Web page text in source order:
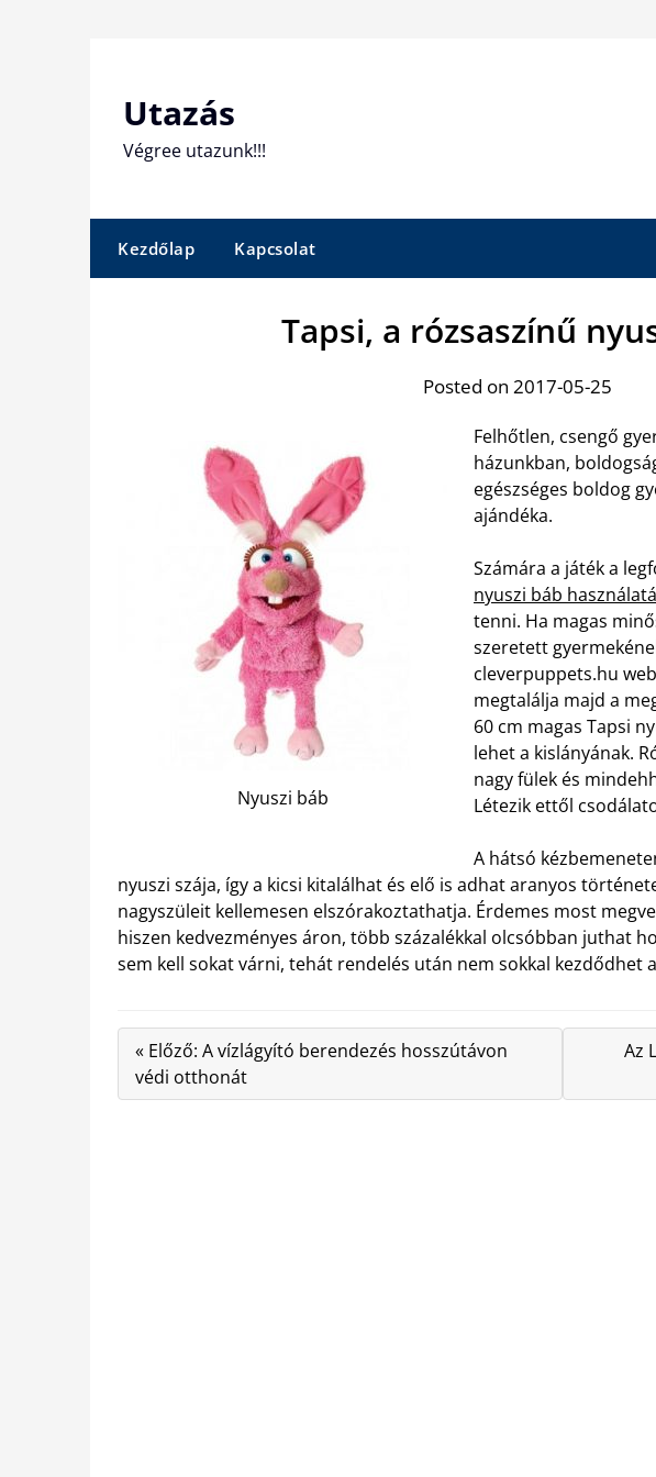
Utazás
Végree utazunk!!!
Kezdőlap Kapcsolat
Tapsi, a rózsaszínű
Posted on 2017-05-25
Nyuszi báb
Felhőtlen, csengő
házunkban,
egészséges boldog
ajándéka.
Számára a játék a
nyuszi báb
tenni. Ha magas
szeretett
cleverpuppets.hu
megtalálja majd a
60 cm magas Tapsi
lehet a kislányának.
nagy fülek és
Létezik ettől
A hátsó
nyuszi szája, így a kicsi kitalálhat és elő is adhat aranyos
nagyszüleit kellemesen elszórakoztathatja. Érdemes most
hiszen kedvezményes áron, több százalékkal olcsóbban juthat
sem kell sokat várni, tehát rendelés után nem sokkal kezdődhet
« Előző: A vízlágyító berendezés hosszútávon
védi otthonát
Az